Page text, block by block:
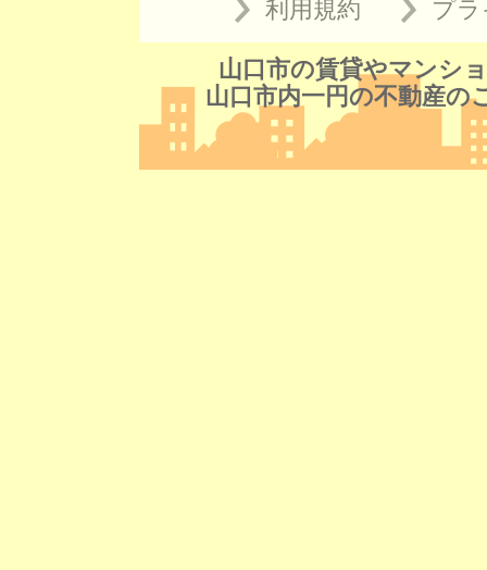
利用規約 プ
山口市の賃貸やマンシ
山口市内一円の不動産の